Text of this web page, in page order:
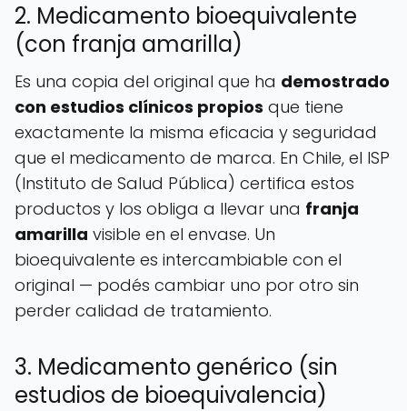
2. Medicamento bioequivalente
(con franja amarilla)
Es una copia del original que ha demostrado
con estudios clínicos propios que tiene
exactamente la misma eficacia y seguridad
que el medicamento de marca. En Chile, el ISP
(Instituto de Salud Pública) certifica estos
productos y los obliga a llevar una franja
amarilla visible en el envase. Un
bioequivalente es intercambiable con el
original — podés cambiar uno por otro sin
perder calidad de tratamiento.
3. Medicamento genérico (sin
estudios de bioequivalencia)